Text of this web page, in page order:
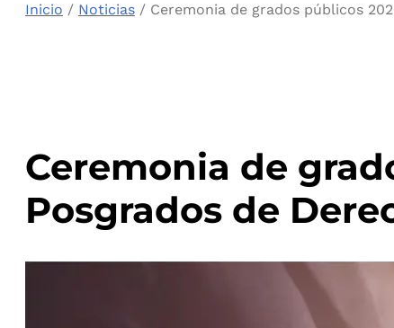
Inicio / Noticias / Ceremonia de grados públicos
Ceremonia de
Posgrados de